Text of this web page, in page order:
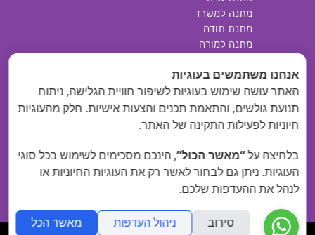
מתנה למשרד
מתנת תודה
מתנה למורה
מתנת אבני אנרגיה
קוסמטיקה טבעית
מתנה לידה
מבצעים
אנחנו משתמשים בעוגיות
האתר עושה שימוש בעוגיות לשיפור חוויית הגלישה, ניתוח
תנועת גולשים, והתאמת תכנים והצעות אישיות. חלק מהעוגיות
חיוניות לפעילות התקינה של האתר.
בלחיצה על“מאשר הכול”, הינכם מסכימים לשימוש בכל סוגי
העוגיות. ניתן גם לבחור לאשר רק את העוגיות החיוניות או
לנהל את ההעדפות שלכם.
סירוב ניהול העדפות מאשר הכל